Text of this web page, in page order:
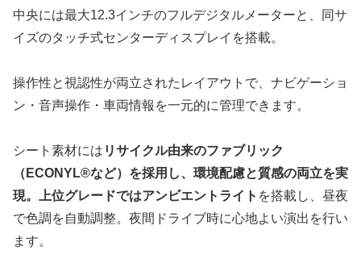
中央には最大12.3インチのフルデジタルメーターと、同サ
イズのタッチ式センターディスプレイを搭載。
操作性と視認性が両立されたレイアウトで、ナビゲーショ
ン・音声操作・車両情報を一元的に管理できます。
シート素材には リサイクル由来のファブリック
（ECONYL®など）を採用し、環境配慮と質感の両立を実
現。上位グレードではアンビエントライト を搭載し、昼夜
で色調を自動調整。夜間ドライブ時に心地よい演出を行い
ます。